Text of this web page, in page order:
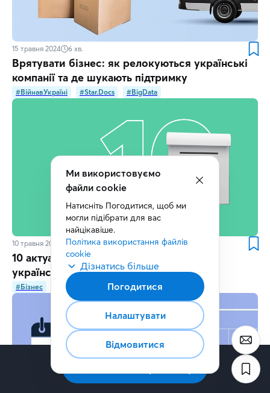
15 травня 2024 6 хв.
Врятувати бізнес: як релокуються українські
компанії та де шукають підтримку
#ВійнавУкраїні #Star.Docs #BigData
10 травня 2024 6 хв.
10 актуальних грантових програм для
українського бізнесу
#Бізнес #ІдеїДляБізнесу #Київстар
Ми використовуємо
файли cookie
Натисніть Погодитися, щоб ми
могли підібрати для вас
найцікавіше.
Політика використання файлів
cookie
Дізнатись більше
Погодитися
Налаштувати
Відмовитися